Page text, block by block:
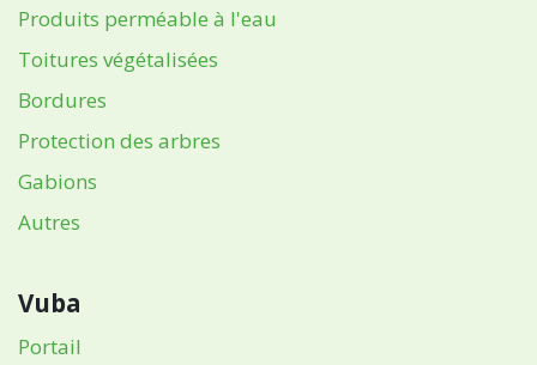
Produits perméable à l'eau
Toitures végétalisées
Bordures
Protection des arbres
Gabions
Autres
Vuba
Portail